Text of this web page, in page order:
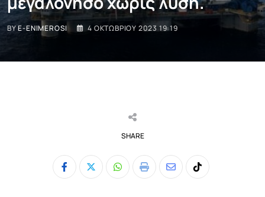
BYE-ENIMEROSI 4 ΟΚΤΩΒΡΊΟΥ 2023 19:19
SHARE
Whatsapp
Print
ShareTiktok